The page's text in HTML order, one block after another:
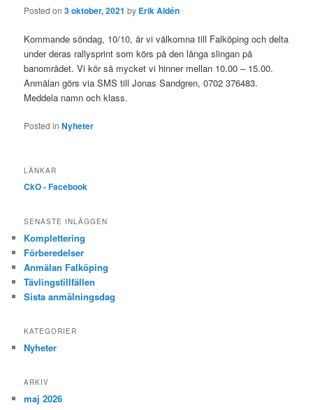
Posted on3 oktober, 2021 by Erik Aldén
Kommande söndag, 10/10, är vi välkomna till Falköping och delta
under deras rallysprint som körs på den långa slingan på
banområdet. Vi kör så mycket vi hinner mellan 10.00 – 15.00.
Anmälan görs via SMS till Jonas Sandgren, 0702 376483.
Meddela namn och klass.
Posted in Nyheter
LÄNKAR
CkO - Facebook
SENASTE INLÄGGEN
Komplettering
Förberedelser
Anmälan Falköping
Tävlingstillfällen
Sista anmälningsdag
KATEGORIER
Nyheter
ARKIV
maj 2026